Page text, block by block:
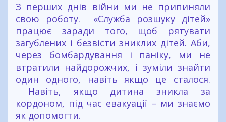
З перших днів війни ми не припиняли
свою роботу. «Служба розшуку дітей»
працює заради того, щоб рятувати
загублених і безвісти зниклих дітей. Аби,
через бомбардування і паніку, ми не
втратили найдорожчих, і зуміли знайти
один одного, навіть якщо це сталося.
Навіть, якщо дитина зникла за
кордоном, під час евакуації – ми знаємо
як допомогти.